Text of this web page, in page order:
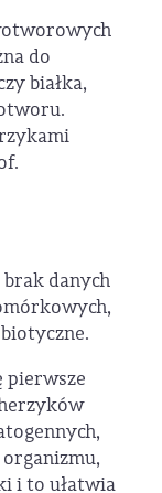
do
białka,
danych
pierwsze
i to ułatwia